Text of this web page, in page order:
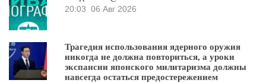
20:03 06 Авг 2026
Трагедия использования ядерного оружия
никогда не должна повториться, а уроки
экспансии японского милитаризма должны
навсегда остаться предостережением